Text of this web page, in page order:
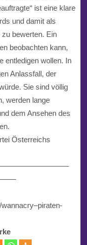
ist eine klare
und damit als
bewerten. Ein
beobachten kann,
entledigen wollen. In
Anlassfall, der
Sie sind völlig
werden lange
dem Ansehen des
Österreichs